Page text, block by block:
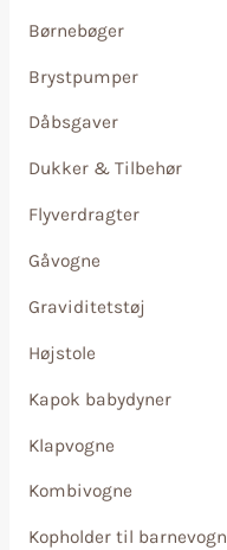
Børnebøger
Brystpumper
Dåbsgaver
Dukker & Tilbehør
Flyverdragter
Gåvogne
Graviditetstøj
Højstole
Kapok babydyner
Klapvogne
Kombivogne
Kopholder til barnevogn